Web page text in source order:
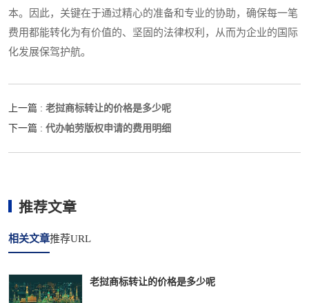
本。因此，关键在于通过精心的准备和专业的协助，确保每一笔
费用都能转化为有价值的、坚固的法律权利，从而为企业的国际
化发展保驾护航。
上一篇 : 老挝商标转让的价格是多少呢
下一篇 : 代办帕劳版权申请的费用明细
推荐文章
相关文章推荐URL
老挝商标转让的价格是多少呢